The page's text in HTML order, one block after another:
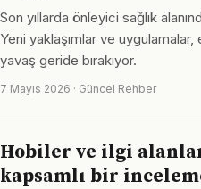
Son yıllarda önleyici sağlık
Yeni yaklaşımlar ve uygulamalar,
yavaş geride bırakıyor.
7 Mayıs 2026 · Güncel Rehber
Hobiler ve ilgi
kapsamlı bir